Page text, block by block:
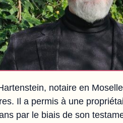
notaire en
Il a permis à une
par le biais de son